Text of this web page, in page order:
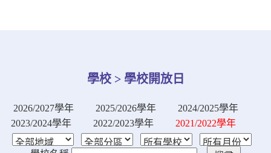
學校 > 學校開放日
2026/2027學年 2025/2026學年
2024/2025學年
2023/2024學年
2022/2023學年 2021/2022學年